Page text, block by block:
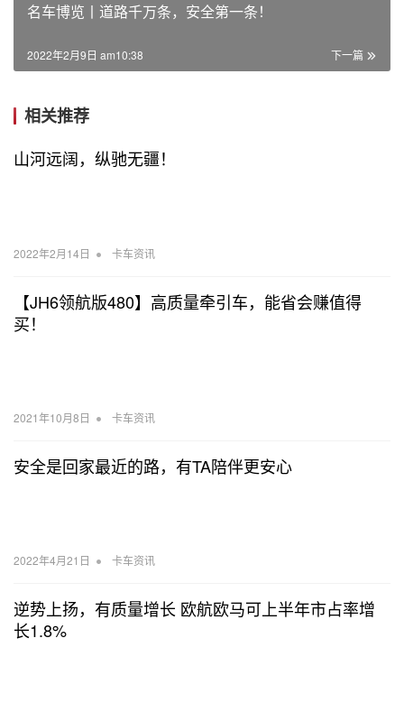
名车博览丨道路千万条，安全第一条！
下一篇
2022年2月9日 am10:38
相关推荐
山河远阔，纵驰无疆！
2022年2月14日 • 卡车资讯
【JH6领航版480】高质量牵引车，能省会赚值得
买！
2021年10月8日 • 卡车资讯
安全是回家最近的路，有TA陪伴更安心
2022年4月21日 • 卡车资讯
逆势上扬，有质量增长 欧航欧马可上半年市占率增
长1.8%